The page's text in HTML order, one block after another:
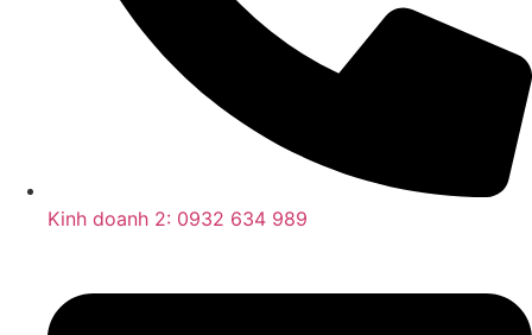
Kinh doanh 2: 0932 634 989